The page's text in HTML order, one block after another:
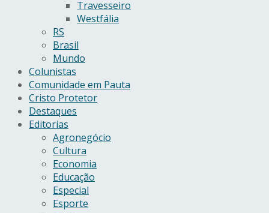
Travesseiro
Westfália
RS
Brasil
Mundo
Colunistas
Comunidade em Pauta
Cristo Protetor
Destaques
Editorias
Agronegócio
Cultura
Economia
Educação
Especial
Esporte